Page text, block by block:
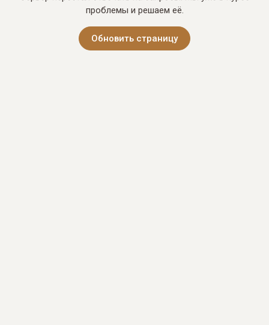
проблемы и решаем её.
Обновить страницу